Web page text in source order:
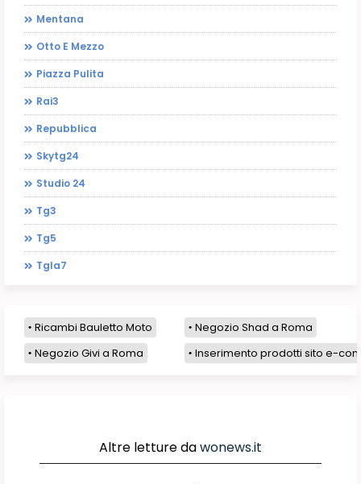
Mentana
Otto E Mezzo
Piazza Pulita
Rai3
Repubblica
Skytg24
Studio 24
Tg3
Tg5
Tgla7
Ricambi Bauletto Moto
Negozio Shad a Roma
Negozio Givi a Roma
Inserimento prodotti sito e-
Altre letture dawonews.it